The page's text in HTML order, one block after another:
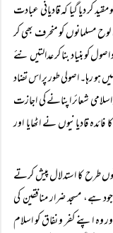
دیا گیا کہ قادیانی عبادت
مسلمانوں کو منحرف بھی کر
کو بنیاد بنا کر عدالتیں نئے
ہو رہا۔ اصولی طور پر اس تضاد
شعائر اپنانے کی اجازت
قادیانیوں نے اٹھایا اور
طرح کا استدلال پیش کرتے
ہے، مسجد ضرار منافقین کی
وہ اپنے کفر و نفاق کو اسلام